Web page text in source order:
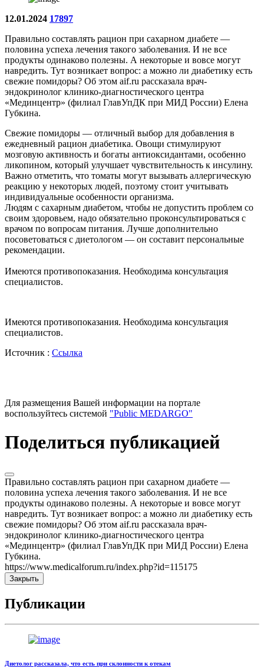
12.01.2024 17897
Правильно составлять рацион при сахарном диабете —
половина успеха лечения такого заболевания. И не все
продукты одинаково полезны. А некоторые и вовсе могут
навредить. Тут возникает вопрос: а можно ли диабетику есть
свежие помидоры? Об этом aif.ru рассказала врач-
эндокринолог клинико-диагностического центра
«Мединцентр» (филиал ГлавУпДК при МИД России) Елена
Губкина.
Свежие помидоры — отличный выбор для добавления в
ежедневный рацион диабетика. Овощи стимулируют
мозговую активность и богаты антиоксидантами, особенно
ликопином, который улучшает чувствительность к инсулину.
Важно отметить, что томаты могут вызывать аллергическую
реакцию у некоторых людей, поэтому стоит учитывать
индивидуальные особенности организма.
Людям с сахарным диабетом, чтобы не допустить проблем со
своим здоровьем, надо обязательно проконсультироваться с
врачом по вопросам питания. Лучше дополнительно
посоветоваться с диетологом — он составит персональные
рекомендации.
Имеются противопоказания. Необходима консультация
специалистов.
Имеются противопоказания. Необходима консультация
специалистов.
Источник : Ссылка
Для размещения Вашей информации на портале
воспользуйтесь системой "Public MEDARGO"
Поделиться публикацией
Правильно составлять рацион при сахарном диабете —
половина успеха лечения такого заболевания. И не все
продукты одинаково полезны. А некоторые и вовсе могут
навредить. Тут возникает вопрос: а можно ли диабетику есть
свежие помидоры? Об этом aif.ru рассказала врач-
эндокринолог клинико-диагностического центра
«Мединцентр» (филиал ГлавУпДК при МИД России) Елена
Губкина.
https://www.medicalforum.ru/index.php?id=115175
Закрыть
Публикации
Диетолог рассказала, что есть при склонности к отекам